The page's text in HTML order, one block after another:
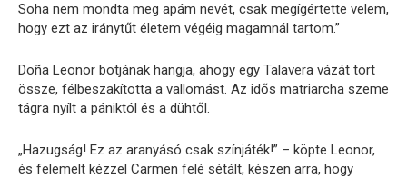
Soha nem mondta meg apám nevét, csak megígértette velem,
hogy ezt az iránytűt életem végéig magamnál tartom.”
Doña Leonor botjának hangja, ahogy egy Talavera vázát tört
össze, félbeszakította a vallomást. Az idős matriarcha szeme
tágra nyílt a pániktól és a dühtől.
„Hazugság! Ez az aranyásó csak színjáték!” – köpte Leonor,
és felemelt kézzel Carmen felé sétált, készen arra, hogy